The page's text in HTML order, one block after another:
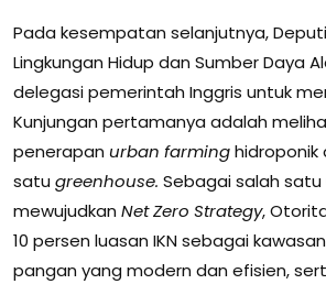
Pada kesempatan selanjutnya,
Lingkungan Hidup dan Sumber Daya
delegasi pemerintah Inggris untuk
Kunjungan pertamanya adalah
penerapan urban farminghidroponik
satu greenhouse. Sebagai salah satu
mewujudkan Net Zero Strategy,
10 persen luasan IKN sebagai
pangan yang modern dan efisien,